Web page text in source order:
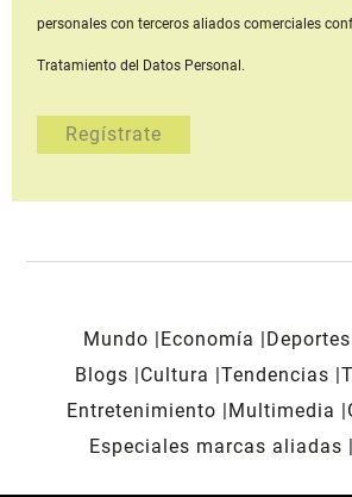
personales con terceros aliados comerciales
Tratamiento del Datos Personal.
Mundo Economía Deportes
Blogs
Cultura Tendencias
Entretenimiento
Multimedia
Especiales marcas aliadas